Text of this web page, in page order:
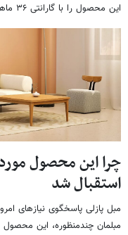
این محصول را با گارانتی ۳۶ ماهه عرضه می‌کند.
چرا این محصول مورد
استقبال شد
مبل پازلی پاسخگوی نیازهای
مبلمان چندمنظوره، این محصول